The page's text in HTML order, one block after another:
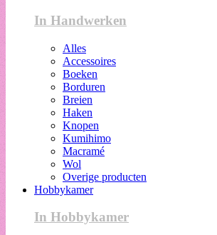
In Handwerken
Alles
Accessoires
Boeken
Borduren
Breien
Haken
Knopen
Kumihimo
Macramé
Wol
Overige producten
Hobbykamer
In Hobbykamer